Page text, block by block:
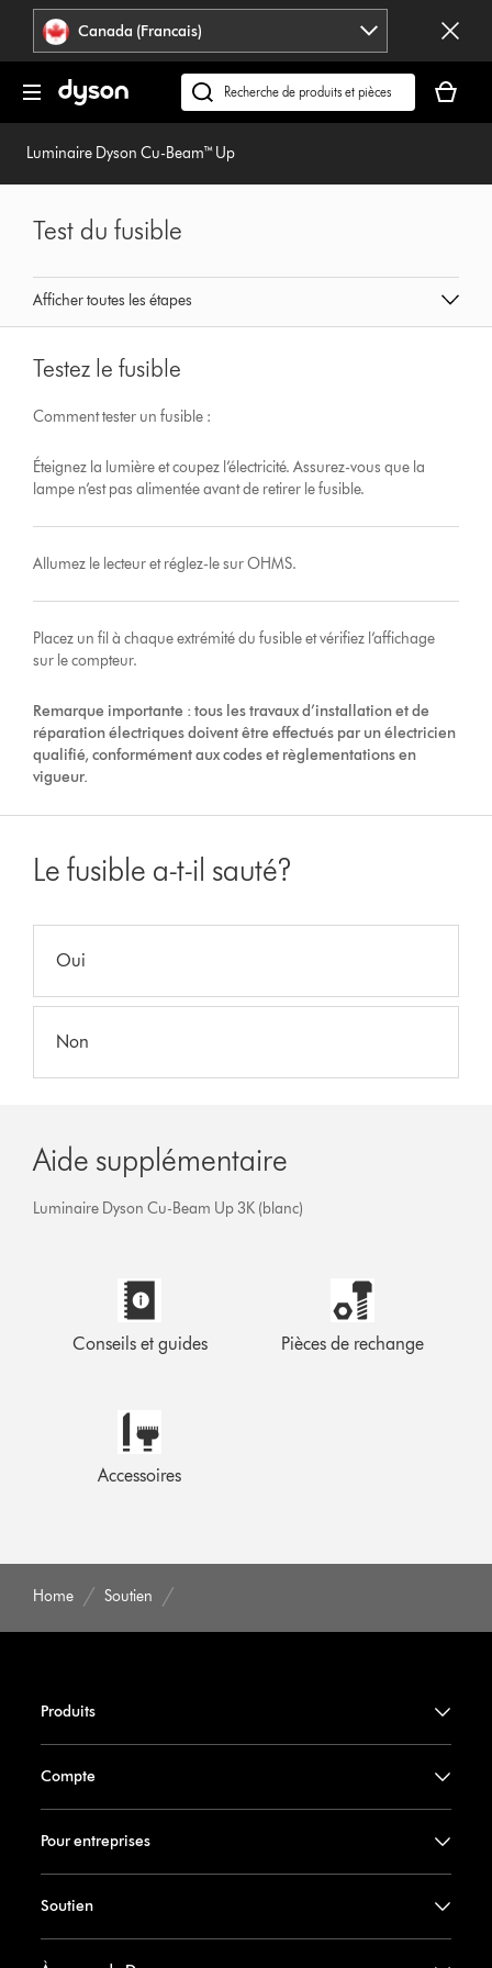
Veuillez
ou
appuyer
pour
navigation.
Déclaration
relative
à
l’accessibilité
Canada (Francais)
Recherchez
des
produits
notre
panier
est
Luminaire Dyson Cu-Beam™ Up
Afficher toutes les étapes
Test du fusible
Testez le fusible
Comment tester un fusible :
Éteignez la lumière et coupez l’électricité. Assurez-vous que la
lampe n’est pas alimentée avant de retirer le fusible.
Allumez le lecteur et réglez-le sur OHMS.
Placez un fil à chaque extrémité du fusible et vérifiez l’affichage
sur le compteur.
Remarque importante : tous les travaux d’installation et de
réparation électriques doivent être effectués par un électricien
qualifié, conformément aux codes et règlementations en
vigueur.
Le fusible a-t-il sauté?
Oui
Non
Aide supplémentaire
Luminaire Dyson Cu-Beam Up 3K (blanc)
Conseils et guides Pièces de rechange
Accessoires
Home Soutien
Produits
Compte
Pour entreprises
Soutien